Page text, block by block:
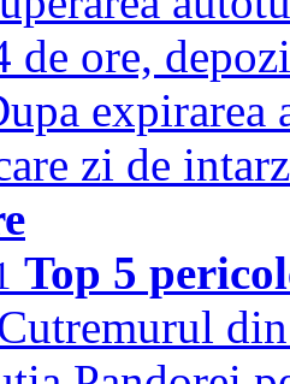
de ore,
expirarea
zi de
Top 5